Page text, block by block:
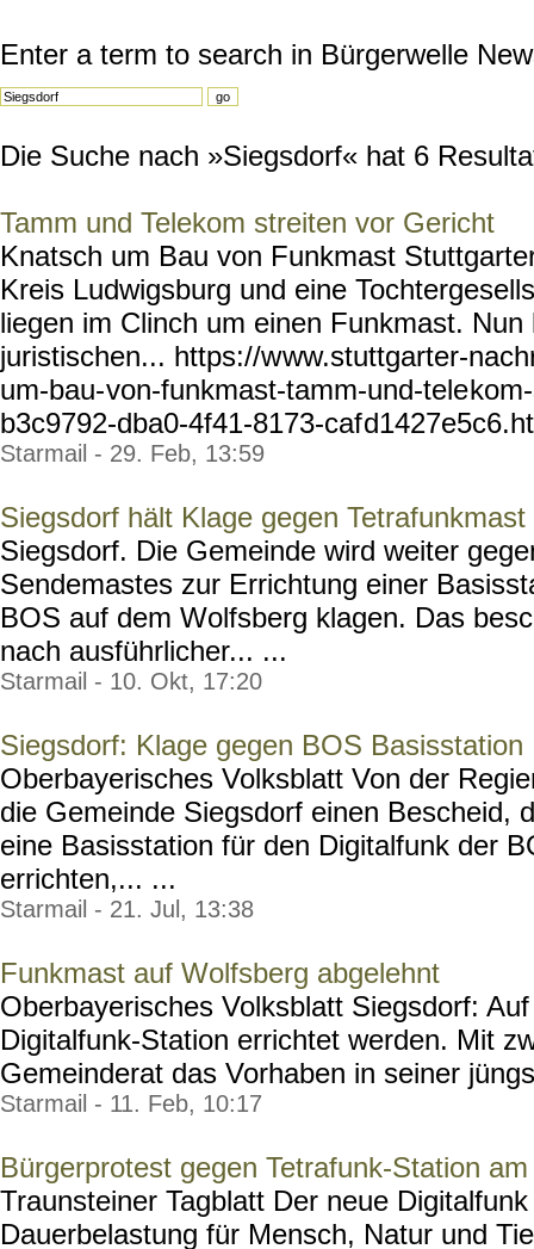
Enter a term to search in Bürgerwelle
Die Suche nach »Siegsdorf« hat 6
Tamm und Telekom streiten vor Gericht
Knatsch um Bau von Funkmast
Kreis Ludwigsburg und eine
liegen im Clinch um einen Funkmast.
juristischen... https://www.stuttgarter-
um-bau-von-funkmast-tamm-und-tele
b3c9792-dba0-4f41-8173-caf
Starmail - 29. Feb, 13:59
Siegsdorf hält Klage gegen
Siegsdorf. Die Gemeinde wird weiter
Sendemastes zur Errichtung einer
BOS auf dem Wolfsberg klagen. Das
nach ausführlicher... ...
Starmail - 10. Okt, 17:20
Siegsdorf: Klage gegen BOS Basisstation
Oberbayerisches Volksblatt Von der
die Gemeinde Siegsdorf einen Bescheid,
eine Basisstation für den Digitalfunk der
errichten,... ...
Starmail - 21. Jul, 13:38
Funkmast auf Wolfsberg abgelehnt
Oberbayerisches Volksblatt Siegsdorf:
Digitalfunk-Station errichtet werden. Mit
Gemeinderat das Vorhaben in seiner
Starmail - 11. Feb, 10:17
Bürgerprotest gegen Tetrafunk-Station
Traunsteiner Tagblatt Der neue
Dauerbelastung für Mensch, Natur und